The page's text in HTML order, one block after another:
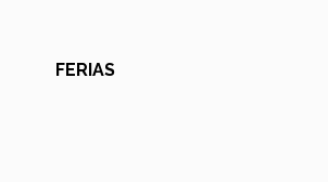
FERIAS